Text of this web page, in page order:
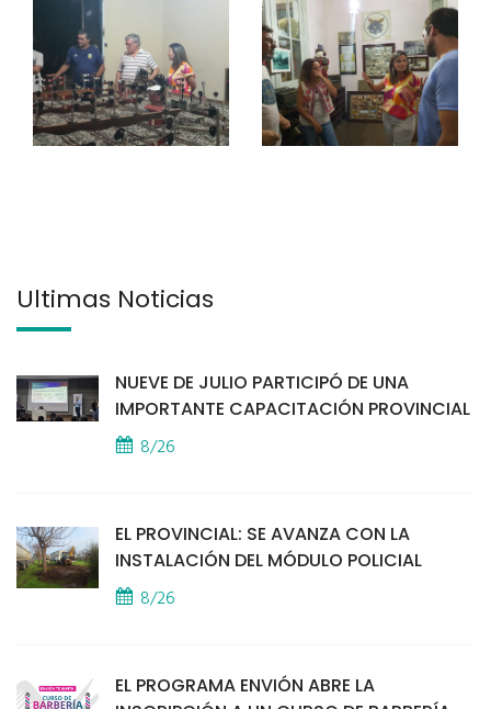
Últimas Noticias
NUEVE DE JULIO PARTICIPÓ DE UNA
IMPORTANTE CAPACITACIÓN PROVINCIAL
8/26
EL PROVINCIAL: SE AVANZA CON LA
INSTALACIÓN DEL MÓDULO POLICIAL
8/26
EL PROGRAMA ENVIÓN ABRE LA